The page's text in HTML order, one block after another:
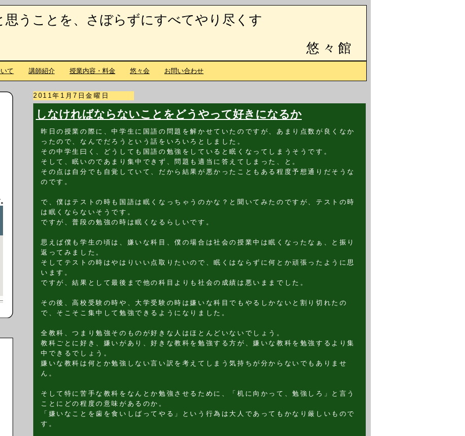
うことを、さぼらずにすべてやり尽くす
悠々館
て 講師紹介 授業内容・料金 悠々会 お問い合わせ
2011年1月7日金曜日
しなければならないことをどうやって好きになるか
昨日の授業の際に、中学生に国語の問題を解かせていたのですが、あまり点数が良くなか
ったので、なんでだろうという話をいろいろとしました。
その中学生曰く、どうしても国語の勉強をしていると眠くなってしまうそうです。
そして、眠いのであまり集中できず、問題も適当に答えてしまった、と。
その点は自分でも自覚していて、だから結果が悪かったこともある程度予想通りだそうな
のです。
で、僕はテストの時も国語は眠くなっちゃうのかな？と聞いてみたのですが、テストの時
は眠くならないそうです。
ですが、普段の勉強の時は眠くなるらしいです。
思えば僕も学生の頃は、嫌いな科目、僕の場合は社会の授業中は眠くなったなぁ、と振り
返ってみました。
そしてテストの時はやはりいい点取りたいので、眠くはならずに何とか頑張ったように思
います。
ですが、結果として最後まで他の科目よりも社会の成績は悪いままでした。
その後、高校受験の時や、大学受験の時は嫌いな科目でもやるしかないと割り切れたの
で、そこそこ集中して勉強できるようになりました。
全教科、つまり勉強そのものが好きな人はほとんどいないでしょう。
教科ごとに好き、嫌いがあり、好きな教科を勉強する方が、嫌いな教科を勉強するより集
中できるでしょう。
嫌いな教科は何とか勉強しない言い訳を考えてしまう気持ちが分からないでもありませ
ん。
そして特に苦手な教科をなんとか勉強させるために、「机に向かって、勉強しろ」と言う
ことにどの程度の意味があるのか。
「嫌いなことを歯を食いしばってやる」という行為は大人であってもかなり厳しいもので
す。